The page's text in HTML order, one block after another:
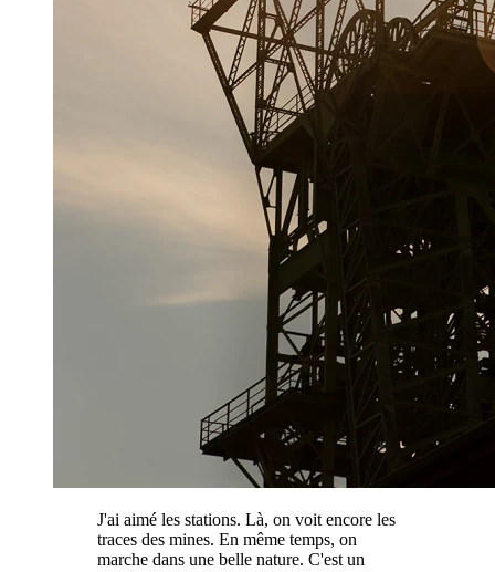
J'ai aimé les stations. Là, on voit encore les
traces des mines. En même temps, on
marche dans une belle nature. C'est un